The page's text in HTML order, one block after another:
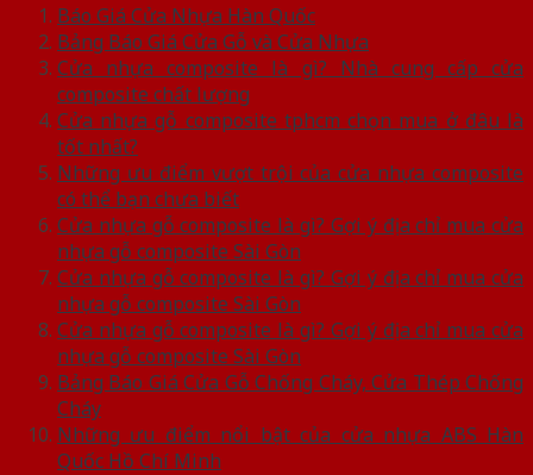
Báo Giá Cửa Nhựa Hàn Quốc
Bảng Báo Giá Cửa Gỗ và Cửa Nhựa
Cửa nhựa composite là gì? Nhà cung cấp cửa
composite chất lượng
Cửa nhựa gỗ composite tphcm chọn mua ở đâu là
tốt nhất?
Những ưu điểm vượt trội của cửa nhựa composite
có thể bạn chưa biết
Cửa nhựa gỗ composite là gì? Gợi ý địa chỉ mua cửa
nhựa gỗ composite Sài Gòn
Cửa nhựa gỗ composite là gì? Gợi ý địa chỉ mua cửa
nhựa gỗ composite Sài Gòn
Cửa nhựa gỗ composite là gì? Gợi ý địa chỉ mua cửa
nhựa gỗ composite Sài Gòn
Bảng Báo Giá Cửa Gỗ Chống Cháy, Cửa Thép Chống
Cháy
Những ưu điểm nổi bật của cửa nhựa ABS Hàn
Quốc Hồ Chí Minh